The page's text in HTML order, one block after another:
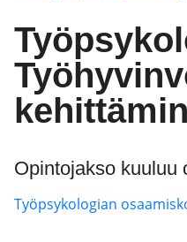
Opintojakso kuuluu
Työpsykologian